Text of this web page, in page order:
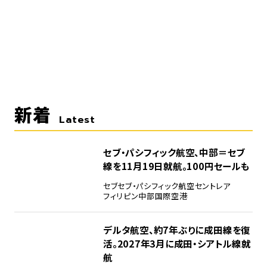
新着 Latest
セブ・パシフィック航空、中部＝セブ
線を11月19日就航。100円セールも
セブセブ・パシフィック航空セントレア
フィリピン中部国際空港
デルタ航空、約7年ぶりに成田線を復
活。2027年3月に成田・シアトル線就
航